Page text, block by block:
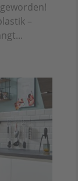
–